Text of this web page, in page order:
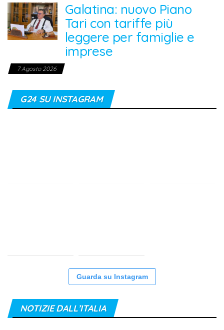
Galatina: nuovo Piano
Tari con tariffe più
leggere per famiglie e
imprese
7 Agosto 2026
G24 SU INSTAGRAM
Guarda su Instagram
NOTIZIE DALL’ITALIA